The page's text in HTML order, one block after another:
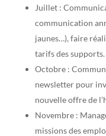
Juillet :
communication
jaunes…), faire
tarifs des supports.
Octobre :
newsletter pour
nouvelle offre de
Novembre :
missions des